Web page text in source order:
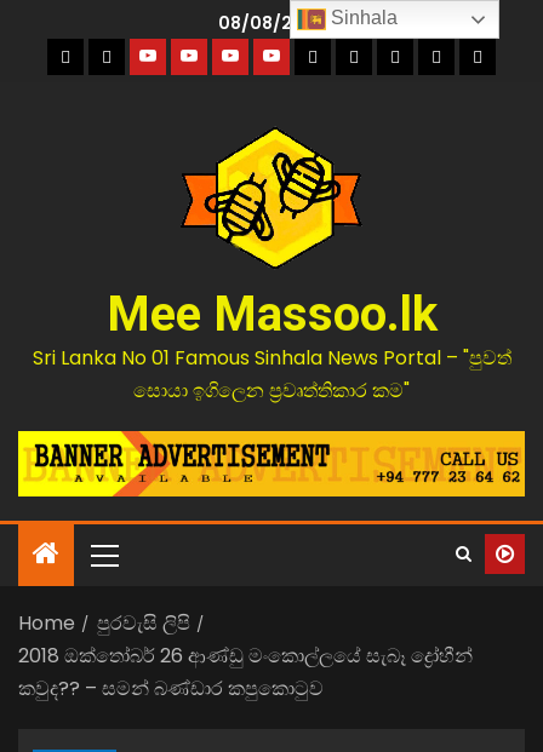
08/08/2026
Mee Massoo.lk
Sri Lanka No 01 Famous Sinhala News Portal – "පුවත්
සොයා ඉගිලෙන ප්‍රවෘත්තිකාර කම"
Home
පුරවැසි ලිපි
2018 ඔක්තෝබර් 26 ආණ්ඩු මංකොල්ලයේ සැබෑ ද්‍රෝහීන්
කවුද?? – සමන් බණ්ඩාර කපුකොටුව
Sinhala